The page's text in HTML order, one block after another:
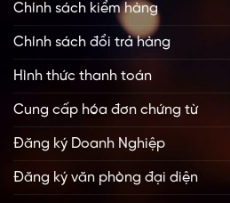
Chính sách kiểm hàng
Chính sách đổi trả hàng
Hình thức thanh toán
Cung cấp hóa đơn chứng từ
Đăng ký Doanh Nghiệp
Đăng ký văn phòng đại diện